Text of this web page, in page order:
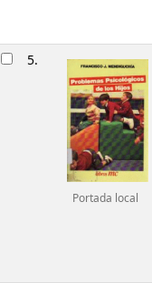
5.
Portada local